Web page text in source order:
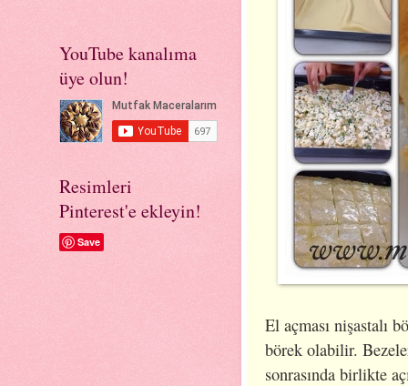
El açması nişastalı
börek olabilir.
sonrasında birlikte
YouTube kanalıma
üye olun!
Resimleri
Pinterest'e ekleyin!
Save